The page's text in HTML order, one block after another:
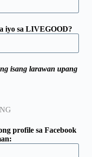
iyo sa LIVEGOOD?
isang larawan upang
profile sa Facebook